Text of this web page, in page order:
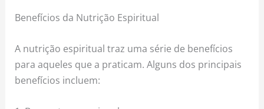
Benefícios da Nutrição Espiritual
A nutrição espiritual traz uma série de benefícios
para aqueles que a praticam. Alguns dos principais
benefícios incluem: